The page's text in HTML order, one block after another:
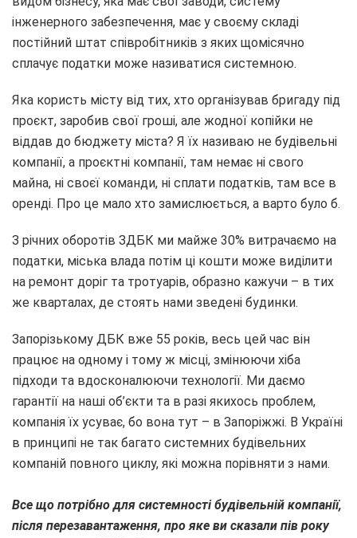
інженерного забезпечення, має у своєму складі
постійний штат співробітників з яких щомісячно
сплачує податки може називатися системною.
Яка користь місту від тих, хто організував бригаду під
проєкт, заробив свої гроші, але жодної копійки не
віддав до бюджету міста? Я їх називаю не будівельні
компанії, а проєктні компанії, там немає ні свого
майна, ні своєї команди, ні сплати податків, там все в
оренді. Про це мало хто замислюється, а варто було б.
З річних оборотів ЗДБК ми майже 30% витрачаємо на
податки, міська влада потім ці кошти може виділити
на ремонт доріг та тротуарів, образно кажучи – в тих
же кварталах, де стоять нами зведені будинки.
Запорізькому ДБК вже 55 років, весь цей час він
працює на одному і тому ж місці, змінюючи хіба
підходи та вдосконалюючи технології. Ми даємо
гарантії на наші об’єкти та в разі якихось проблем,
компанія їх усуває, бо вона тут – в Запоріжжі. В Україні
в принципі не так багато системних будівельних
компаній повного циклу, які можна порівняти з нами.
Все що потрібно для системності будівельній компанії,
після перезавантаження, про яке ви сказали пів року